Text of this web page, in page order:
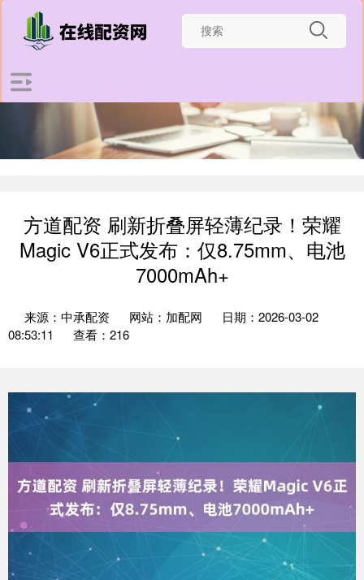
方道配资 刷新折叠屏轻薄纪录！荣耀
Magic V6正式发布：仅8.75mm、电池
7000mAh+
来源：中承配资 网站：加配网
日期：2026-03-02
08:53:11
查看：216